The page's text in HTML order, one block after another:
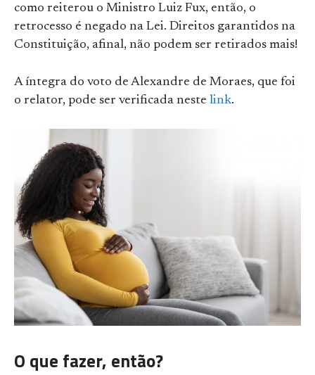
como reiterou o Ministro Luiz Fux, então, o
retrocesso é negado na Lei. Direitos garantidos na
Constituição, afinal, não podem ser retirados mais!
A íntegra do voto de Alexandre de Moraes, que foi
o relator, pode ser verificada neste link.
O que fazer, então?